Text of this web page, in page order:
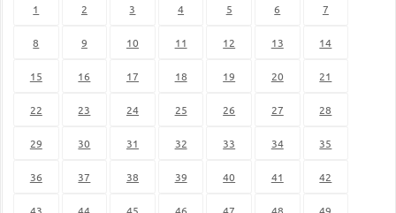
1 2 3 4 5 6 7
8 9 10 11 12 13 14
15 16 17 18 19 20 21
22 23 24 25 26 27 28
29 30 31 32 33 34 35
36 37 38 39 40 41 42